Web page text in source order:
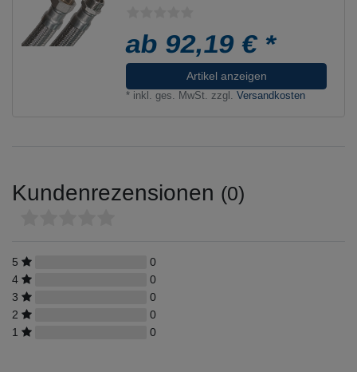
ab 92,19 € *
Artikel anzeigen
* inkl. ges. MwSt. zzgl.Versandkosten
Kundenrezensionen (0)
5
0
4
0
3
0
2
0
1
0